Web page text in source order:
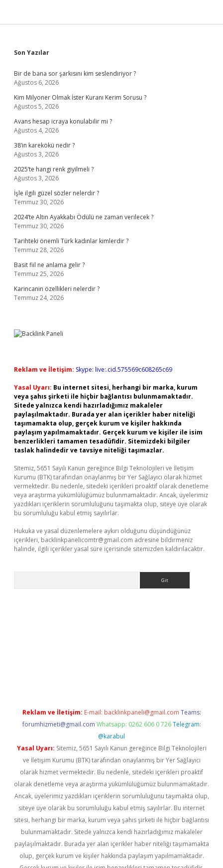
Sidebar
Son Yazılar
Bir de bana sor şarkısını kim seslendiriyor ?
Ağustos 6, 2026
Kim Milyoner Olmak İster Kuranı Kerim Sorusu ?
Ağustos 5, 2026
Avans hesap icraya konulabilir mi ?
Ağustos 4, 2026
38’in karekökü nedir ?
Ağustos 3, 2026
2025’te hangi renk giyilmeli ?
Ağustos 3, 2026
İşle ilgili güzel sözler nelerdir ?
Temmuz 30, 2026
2024’te Altın Ayakkabı Ödülü ne zaman verilecek ?
Temmuz 30, 2026
Tarihteki önemli Türk kadınlar kimlerdir ?
Temmuz 28, 2026
Basit fiil ne anlama gelir ?
Temmuz 25, 2026
Karincanin özellikleri nelerdir ?
Temmuz 24, 2026
Reklam ve İletişim: Skype: live:.cid.575569c608265c69
Yasal Uyarı: Bu internet sitesi, herhangi bir marka, kurum
veya şahıs şirketi ile hiçbir bağlantısı bulunmamaktadır.
Sitede yalnızca kendi hazırladığımız makaleler
paylaşılmaktadır. Burada yer alan içerikler haber niteliği
taşımamakta olup, gerçek kurum ve kişiler hakkında
paylaşım yapılmamaktadır. Gerçek kurum ve kişiler ile isim
benzerlikleri tamamen tesadüfidir. Sitemizdeki bilgiler
taslak halindedir ve tavsiye niteliği taşımazlar.
Sitemiz, 5651 Sayılı Kanun gereğince Bilgi Teknolojileri ve İletişim
Kurumu (BTK) tarafından onaylanmış bir Yer Sağlayıcı olarak hizmet
vermektedir. Bu nedenle, sitedeki içerikleri proaktif olarak denetleme
veya araştırma yükümlülüğümüz bulunmamaktadır. Ancak, üyelerimiz
yazdıkları içeriklerin sorumluluğunu taşımakta olup, siteye üye olarak
bu sorumluluğu kabul etmiş sayılırlar.
Hukuka ve yasal düzenlemelere aykırı olduğunu düşündüğünüz
içerikleri, backlinkpanelicomtr@gmail.com adresine bildirmeniz
halinde, ilgili içerikler yasal süre içerisinde sitemizden kaldırılacaktır.
Reklam ve İletişim: E-mail: backlinkpaneli@gmail.com Teams:
forumhizmeti@gmail.com Whatsapp: 0262 606 0 726 Telegram:
@karabul
Yasal Uyarı: Sitemiz, 5651 Sayılı Kanun gereğince Bilgi Teknolojileri
ve İletişim Kurumu (BTK) tarafından onaylanmış bir Yer Sağlayıcı
olarak hizmet vermektedir. Bu nedenle, sitedeki içerikleri proaktif
olarak denetleme veya araştırma yükümlülüğümüz bulunmamaktadır.
Ancak, üyelerimiz yazdıkları içeriklerin sorumluluğunu taşımakta olup,
siteye üye olarak bu sorumluluğu kabul etmiş sayılırlar. Bu internet
sitesi, herhangi bir marka, kurum veya şahıs şirketi ile hiçbir bağlantısı
bulunmamaktadır. Sitede yalnızca kendi hazırladığımız makaleler
paylaşılmaktadır. Burada yer alan içerikler haber niteliği taşımamakta
olup, gerçek kurum ve kişiler hakkında paylaşım yapılmamaktadır.